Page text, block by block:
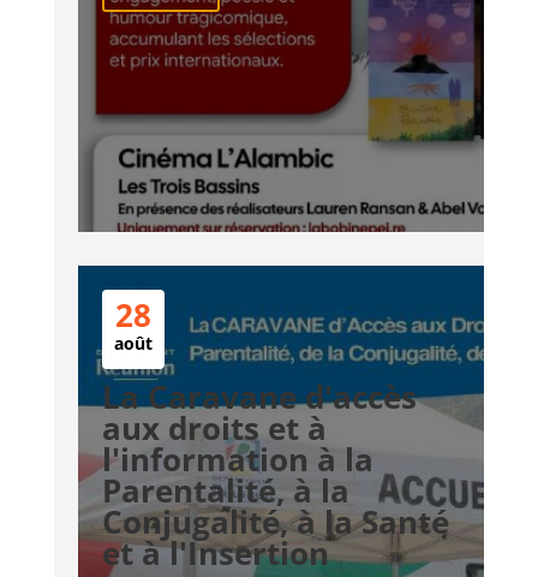
28
août
La Caravane d'accès
aux droits et à
l'information à la
Parentalité, à la
Conjugalité, à la Santé
et à l'Insertion